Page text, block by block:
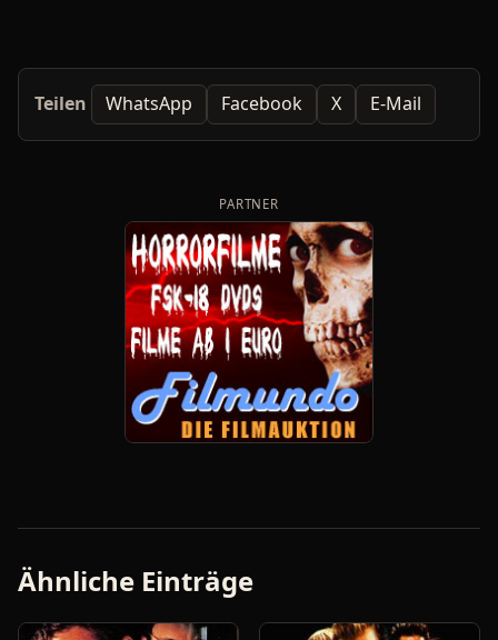
Teilen WhatsApp Facebook X E-Mail
PARTNER
Ähnliche Einträge